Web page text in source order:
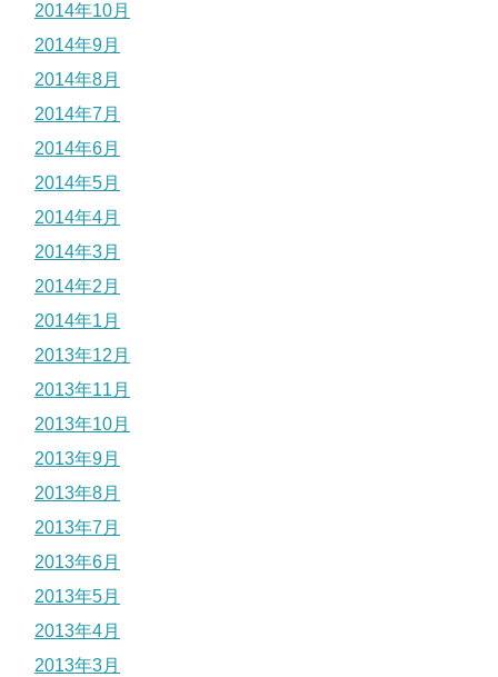
2014年10月
2014年9月
2014年8月
2014年7月
2014年6月
2014年5月
2014年4月
2014年3月
2014年2月
2014年1月
2013年12月
2013年11月
2013年10月
2013年9月
2013年8月
2013年7月
2013年6月
2013年5月
2013年4月
2013年3月